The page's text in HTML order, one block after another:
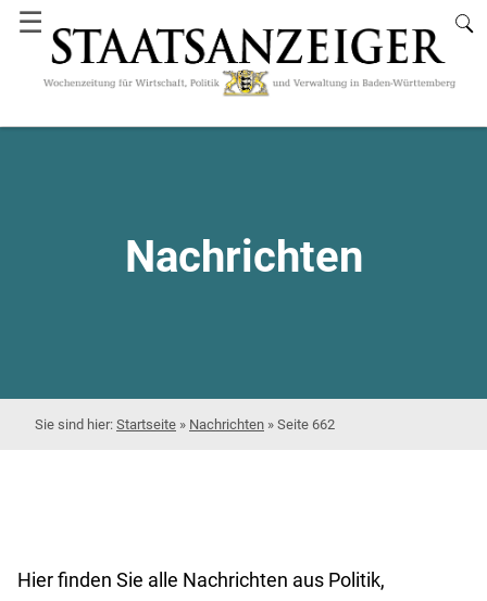
☰
Nachrichten
Startseite » Nachrichten » Seite 662
Hier finden Sie alle Nachrichten aus Politik,